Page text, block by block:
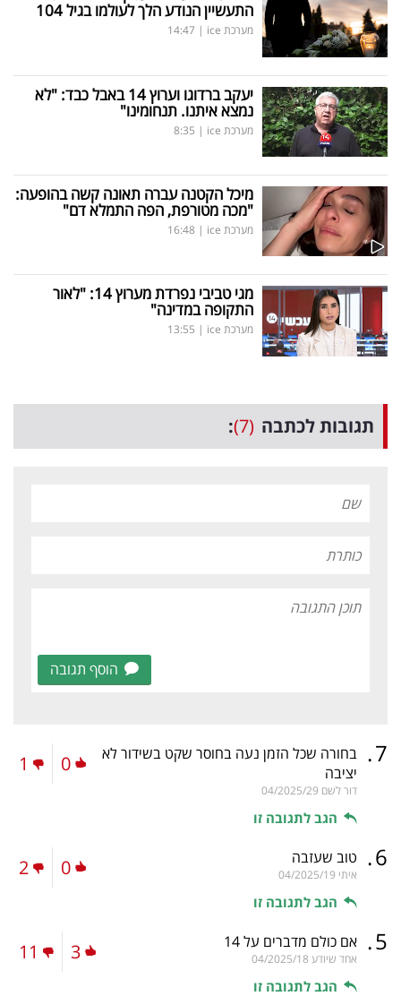
התעשיין הנודע הלך לעולמו בגיל 104
מערכת ice |
14:47
יעקב ברדוגו וערוץ 14 באבל כבד: "לא
נמצא איתנו. תנחומינו"
מערכת ice |
8:35
מיכל הקטנה עברה תאונה קשה בהופעה:
"מכה מטורפת, הפה התמלא דם"
מערכת ice |
16:48
מגי טביבי נפרדת מערוץ 14: "לאור
התקופה במדינה"
מערכת ice |
13:55
תגובות לכתבה (7)
:
הוסף תגובה
7
. בחורה שכל הזמן נעה בחוסר שקט בשידור לא
יציבה
דור לשם 04/2025/29
הגב לתגובה זו
0
1
6
. טוב שעזבה
איתי 04/2025/19
הגב לתגובה זו
0
2
5
. אם כולם מדברים על 14
אחד שיודע 04/2025/18
הגב לתגובה זו
3
11